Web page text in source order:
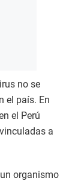
no se
el país. En
el Perú
a
organismo